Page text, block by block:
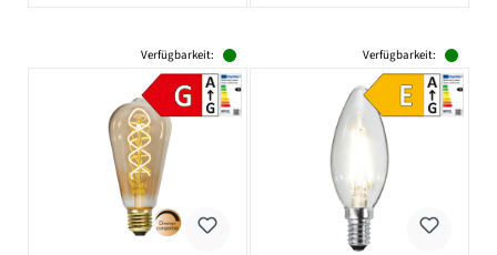
Verfügbarkeit: Verfügbarkeit: